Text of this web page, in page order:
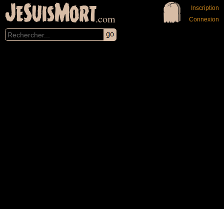
JeSuisMort.com
Inscription
Connexion